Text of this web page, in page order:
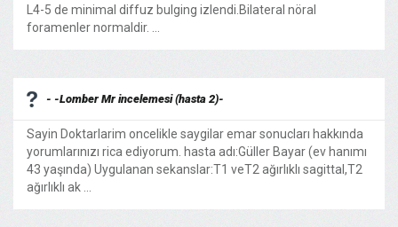
L4-5 de minimal diffuz bulging izlendi.Bilateral nöral
foramenler normaldir. ...
- -Lomber Mr incelemesi (hasta 2)-
Sayin Doktarlarim oncelikle saygilar emar sonucları hakkında
yorumlarınızı rica ediyorum. hasta adı:Güller Bayar (ev hanımı
43 yaşında) Uygulanan sekanslar:T1 veT2 ağırlıklı sagittal,T2
ağırlıklı ak ...